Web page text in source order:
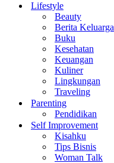
Lifestyle
Beauty
Berita Keluarga
Buku
Kesehatan
Keuangan
Kuliner
Lingkungan
Traveling
Parenting
Pendidikan
Self Improvement
Kisahku
Tips Bisnis
Woman Talk